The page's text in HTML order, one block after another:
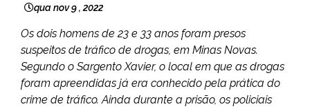
qua nov 9 , 2022
Os dois homens de 23 e 33 anos foram presos
suspeitos de tráfico de drogas, em Minas Novas.
Segundo o Sargento Xavier, o local em que as drogas
foram apreendidas já era conhecido pela prática do
crime de tráfico. Ainda durante a prisão, os policiais